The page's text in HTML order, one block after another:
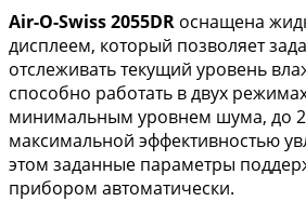
Air-O-Swiss 2055DR оснащена
дисплеем, который позволяет
отслеживать текущий уровень
способно работать в двух
минимальным уровнем шума, до
максимальной эффективностью
этом заданные параметры
прибором автоматически.